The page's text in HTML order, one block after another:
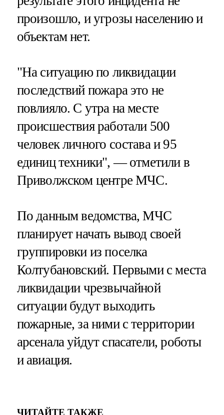
произошло, и угрозы населению и
объектам нет.
"На ситуацию по ликвидации
последствий пожара это не
повлияло. С утра на месте
происшествия работали 500
человек личного состава и 95
единиц техники", — отметили в
Приволжском центре МЧС.
По данным ведомства, МЧС
планирует начать вывод своей
группировки из поселка
Колтубановский. Первыми с места
ликвидации чрезвычайной
ситуации будут выходить
пожарные, за ними с территории
арсенала уйдут спасатели, роботы
и авиация.
ЧИТАЙТЕ ТАКЖЕ